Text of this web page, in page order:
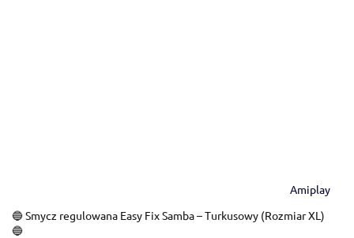
Amiplay
🔵 Smycz regulowana Easy Fix Samba – Turkusowy (Rozmiar XL)
🔵